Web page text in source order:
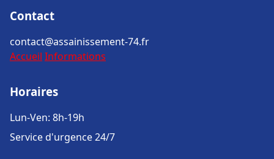
Contact
contact@assainissement-74.fr
Accueil Informations
Horaires
Lun-Ven: 8h-19h
Service d'urgence 24/7